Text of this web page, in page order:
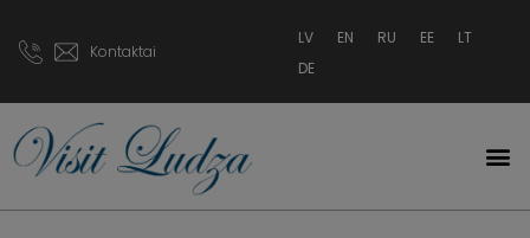
Kontaktai
LV EN RU EE
LT
DE